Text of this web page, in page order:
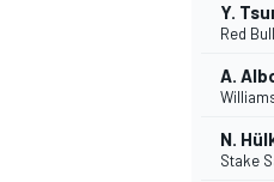
WEC
Y.
Red Bull
A.
N.
Stake